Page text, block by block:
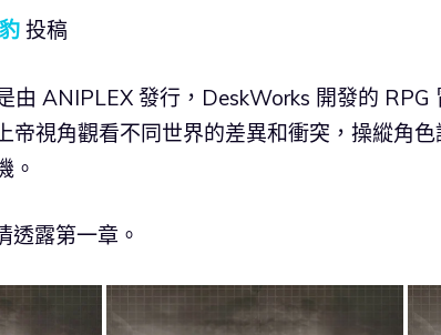
投稿
由 ANIPLEX 發行，DeskWorks 開發的 RPG
帝視角觀看不同世界的差異和衝突，操縱角
。
透露第一章。